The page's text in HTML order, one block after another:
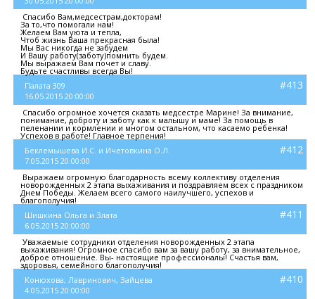
Спасибо Вам,медсестрам,докторам!
За то,что помогали нам!
Желаем Вам уюта и тепла,
Чтоб жизнь Ваша прекрасная была!
Мы Вас никогда не забудем
И Вашу работу(заботу)помнить будем.
Мы выражаем Вам почет и славу.
Будьте счастливы всегда Вы!
Палата 309
16.05.2015 20:00:00
#413
Спасибо огромное хочется сказать медсестре Марине! За внимание,
понимание, доброту и заботу как к малышу и маме! За помощь в
пеленании и кормлении и многом остальном, что касаемо ребенка!
Успехов в работе! Главное терпения!
Беклемышева И.С. и Ичетовкина О.Л.
7.05.2015 20:00:00
#412
Выражаем огромную благодарность всему коллективу отделения
новорожденных 2 этапа выхаживания и поздравляем всех с праздником
Днем Победы. Желаем всего самого наилучшего, успехов и
благополучия!
Шишкина Ольга и Злата
6.05.2015 20:00:00
#411
Уважаемые сотрудники отделения новорожденных 2 этапа
выхаживания! Огромное спасибо вам за вашу работу, за внимательное,
доброе отношение. Вы- настоящие профессионалы! Счастья вам,
здоровья, семейного благополучия!
Конюхова, Лавринович, Зайцева
4.05.2015 20:00:00
#410